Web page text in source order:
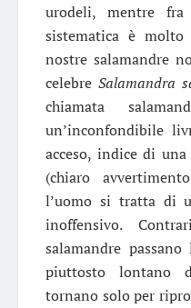
urodeli, mentre
sistematica è
nostre salamandre
celebre Salamandra
chiamata
un’inconfondibile
acceso, indice di
(chiaro
l’uomo si tratta di
inoffensivo.
salamandre
piuttosto lontano
tornano solo per